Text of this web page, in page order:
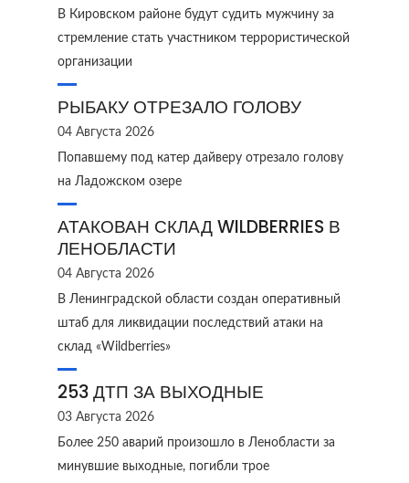
В Кировском районе будут судить мужчину за
стремление стать участником террористической
организации
РЫБАКУ ОТРЕЗАЛО ГОЛОВУ
04 Августа 2026
Попавшему под катер дайверу отрезало голову
на Ладожском озере
АТАКОВАН СКЛАД WILDBERRIES В
ЛЕНОБЛАСТИ
04 Августа 2026
В Ленинградской области создан оперативный
штаб для ликвидации последствий атаки на
склад «Wildberries»
253 ДТП ЗА ВЫХОДНЫЕ
03 Августа 2026
Более 250 аварий произошло в Ленобласти за
минувшие выходные, погибли трое